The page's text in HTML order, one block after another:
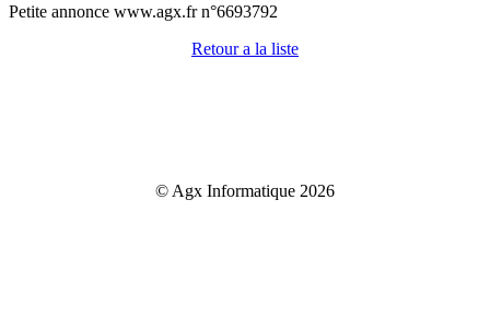
Petite annonce www.agx.fr n°6693792
Retour a la liste
© Agx Informatique 2026